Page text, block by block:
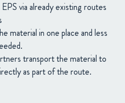
via already existing routes
material in one place and less
transport the material to
as part of the route.